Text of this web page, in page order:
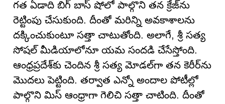
గత ఏడాది బిగ్ బాస్ షోలో పాల్గొని తన క్రేజ్‌ను
రెట్టింపు చేసుకుంది. దీంతో మరిన్ని అవకాశాలను
దక్కించుకుంటూ సత్తా చాటుతోంది. అలాగే, శ్రీ సత్య
సోషల్ మీడియాలోనూ యమ సందడి చేసేస్తోంది.
ఆంధ్రప్రదేశ్‌కు చెందిన శ్రీ సత్య మోడల్‌గా తన కెరీర్‌ను
మొదలు పెట్టింది. తర్వాత ఎన్నో అందాల పోటీల్లో
పాల్గొని మిస్ ఆంధ్రాగా గెలిచి సత్తా చాటింది. దీంతో